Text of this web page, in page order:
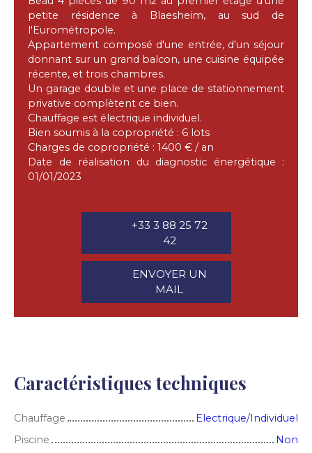
petite résidence à Blaesheim, au sud de
l'Eurométropole.
Appartement composé d'une entrée, d'un séjour
donnant sur un grand balcon, une cuisine équipée
récente, et trois chambres.
Un garage double et une place de stationnement
privative complètent ce bien.
Chauffage est électrique individuel.
Bien soumis à la copropriété : 6 lots
Charges de copropriété : 1400 € / an
Date de réalisation du diagnostic énergétique :
01/01/2023
+33 3 88 25 72
42
ENVOYER UN
MAIL
Caractéristiques techniques
Chauffage
Electrique/Individuel
Piscine
Non